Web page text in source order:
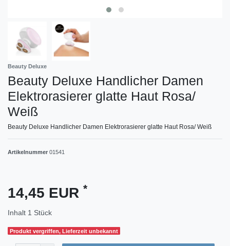
Beauty Deluxe
Beauty Deluxe Handlicher Damen
Elektrorasierer glatte Haut Rosa/
Weiß
Beauty Deluxe Handlicher Damen Elektrorasierer glatte Haut Rosa/ Weiß
Artikelnummer 01541
14,45 EUR *
Inhalt 1 Stück
Produkt vergriffen, Lieferzeit unbekannt